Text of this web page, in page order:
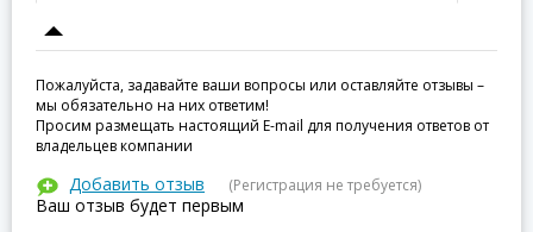
Пожалуйста, задавайте ваши вопросы или оставляйте отзывы –
мы обязательно на них ответим!
Просим размещать настоящий E-mail для получения ответов от
владельцев компании
Добавить отзыв (Регистрация не требуется)
Ваш отзыв будет первым